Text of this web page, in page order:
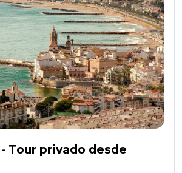
Tour privado desde